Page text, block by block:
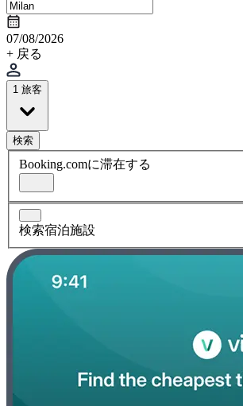
07/08/2026
+ 戻る
1 旅客
検索
Booking.comに滞在する
検索宿泊施設